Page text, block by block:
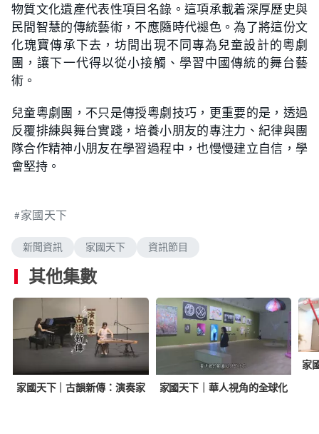
t
e
e
d
:
2
1
1
%
物質文化遺產代表性項目名錄。這項承載着深厚歷史與
民間智慧的傳統藝術，不應隨時代褪色。為了將這份文
化瑰寶傳承下去，坊間出現不同專為兒童設計的粵劇
團，讓下一代得以從小接觸、學習中國傳統的舞台藝
術。
兒童粵劇團，不只是傳授粵劇技巧，更重要的是，透過
反覆排練與舞台實踐，培養小朋友的專注力、紀律與團
隊合作精神小朋友在學習過程中，也慢慢建立自信，學
會堅持。
家國天下
新聞資訊 家國天下 資訊節目
其他集數
家國天下｜古韻新傳：演奏家 家國天下｜華人視角的全球化
家